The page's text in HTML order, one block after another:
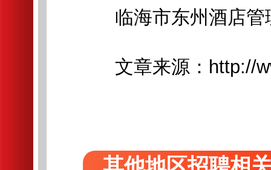
临海市东州酒店管
文章来源：http://